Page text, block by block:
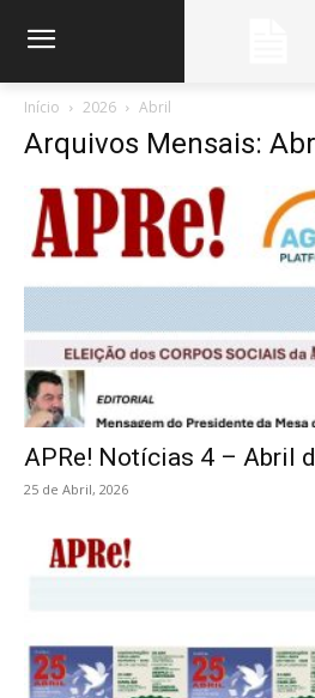
Início 2026 Abril
Arquivos Mensais:
APRe! Notícias 4 – Abril
25 de Abril, 2026